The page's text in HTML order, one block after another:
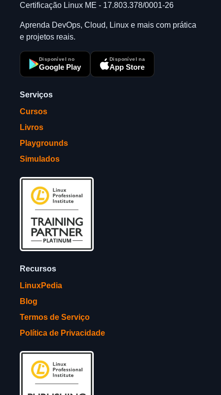
Certificação Linux ME - 17.803.378/0001-26
Aprenda DevOps, Cloud, Linux e mais com prática
e projetos reais.
Disponível no
Google Play
Disponível na
App Store
Serviços
Cursos
Livros
Playgrounds
Simulados
Recursos
LinuxPedia
Blog
Termos de Serviço
Política de Privacidade